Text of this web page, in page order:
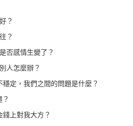
？
？
否感情生變了？
人怎麼辦？
定，我們之間的問題是什麼？
？
錢上對我大方？